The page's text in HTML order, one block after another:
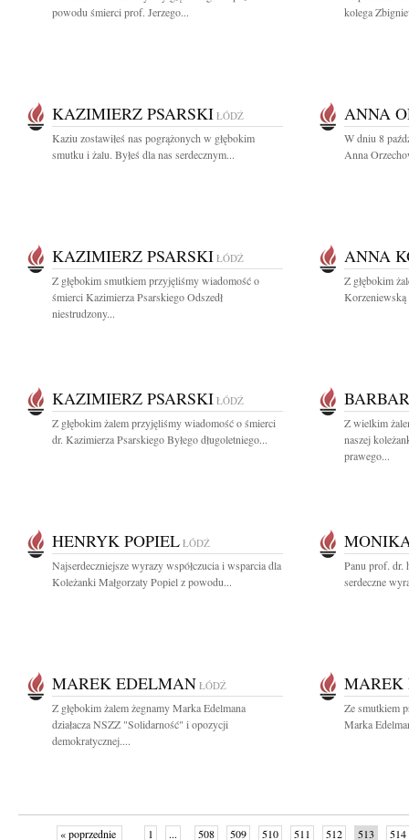
powodu śmierci prof. Jerzego...
kolega
KAZIMIERZ PSARSKI ŁÓDŹ
Kaziu zostawiłeś nas pogrążonych w głębokim
smutku i żalu. Byłeś dla nas serdecznym...
ANNA
W dniu 8
Anna
KAZIMIERZ PSARSKI ŁÓDŹ
Z głębokim smutkiem przyjęliśmy wiadomość o
śmierci Kazimierza Psarskiego Odszedł
niestrudzony...
ANNA
Z głębokim
KAZIMIERZ PSARSKI ŁÓDŹ
Z głębokim żalem przyjęliśmy wiadomość o śmierci
dr. Kazimierza Psarskiego Byłego długoletniego...
Z wielkim
naszej
prawego...
HENRYK POPIEL ŁÓDŹ
Najserdeczniejsze wyrazy współczucia i wsparcia dla
Koleżanki Małgorzaty Popiel z powodu...
Panu prof. dr.
serdeczne
MAREK EDELMAN ŁÓDŹ
Z głębokim żalem żegnamy Marka Edelmana
działacza NSZZ "Solidarność" i opozycji
demokratycznej....
MAREK
Ze smutkiem
Marka
« poprzednie 1 ... 508 509 510 511 512 513 514